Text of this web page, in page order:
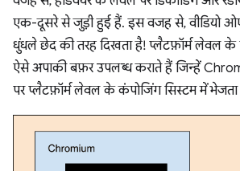
एक-दूसरे से जुड़ी हुई हैं. इस वजह से, वीडियो
धुंधले छेद की तरह दिखता है! प्लैटफ़ॉर्म लेवल के
ऐसे अपाकी बफ़र उपलब्ध कराते हैं जिन्हें
पर प्लैटफ़ॉर्म लेवल के कंपोजिंग सिस्टम में भेजता